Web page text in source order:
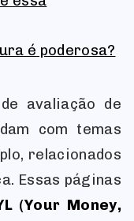
é poderosa?
avaliação de
com temas
relacionados
Essas páginas
(Your Money,